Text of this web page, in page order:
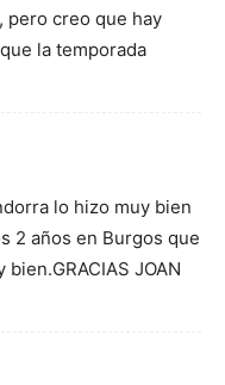
pero creo que hay
la temporada
lo hizo muy bien
2 años en Burgos que
JOAN